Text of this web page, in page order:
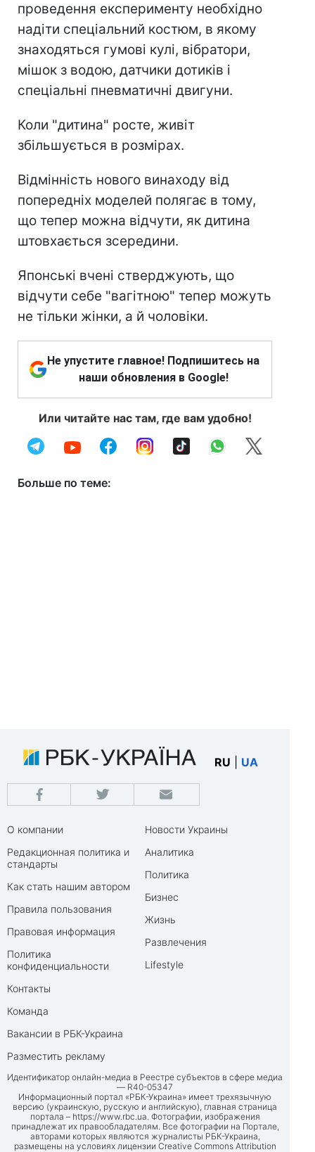
проведення експерименту необхідно
надіти спеціальний костюм, в якому
знаходяться гумові кулі, вібратори,
мішок з водою, датчики дотиків і
спеціальні пневматичні двигуни.
Коли "дитина" росте, живіт
збільшується в розмірах.
Відмінність нового винаходу від
попередніх моделей полягає в тому,
що тепер можна відчути, як дитина
штовхається зсередини.
Японські вчені стверджують, що
відчути себе "вагітною" тепер можуть
не тільки жінки, а й чоловіки.
Не упустите главное! Подпишитесь на
наши обновления в Google!
Или читайте нас там, где вам удобно!
Больше по теме:
RU UA
О компании
Редакционная политика и
стандарты
Как стать нашим автором
Правила пользования
Правовая информация
Политика
конфиденциальности
Контакты
Команда
Вакансии в РБК-Украина
Разместить рекламу
Новости Украины
Аналитика
Политика
Бизнес
Жизнь
Развлечения
Lifestyle
Идентификатор онлайн-медиа в Реестре субъектов в сфере медиа
— R40-05347
Информационный портал «РБК-Украина» имеет трехязычную
версию (украинскую, русскую и английскую), главная страница
портала – https://www.rbc.ua. Фотографии, изображения
принадлежат их правообладателям. Все фотографии на Портале,
авторами которых являются журналисты РБК-Украина,
размещены на условиях лицензии Creative Commons Attribution